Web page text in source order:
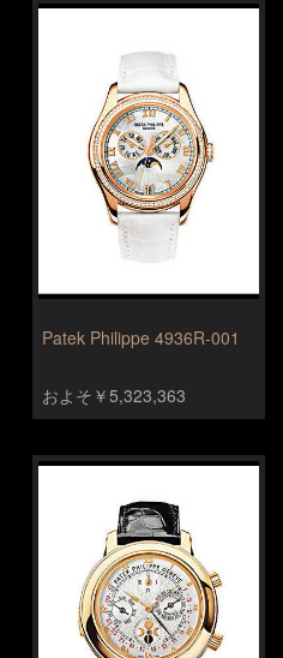
Patek Philippe 4936R-001
およそ￥5,323,363